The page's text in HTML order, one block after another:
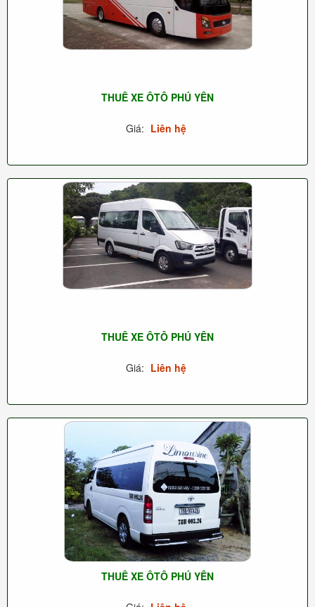
THUÊ XE ÔTÔ PHÚ YÊN
Giá: Liên hệ
THUÊ XE ÔTÔ PHÚ YÊN
Giá: Liên hệ
THUÊ XE ÔTÔ PHÚ YÊN